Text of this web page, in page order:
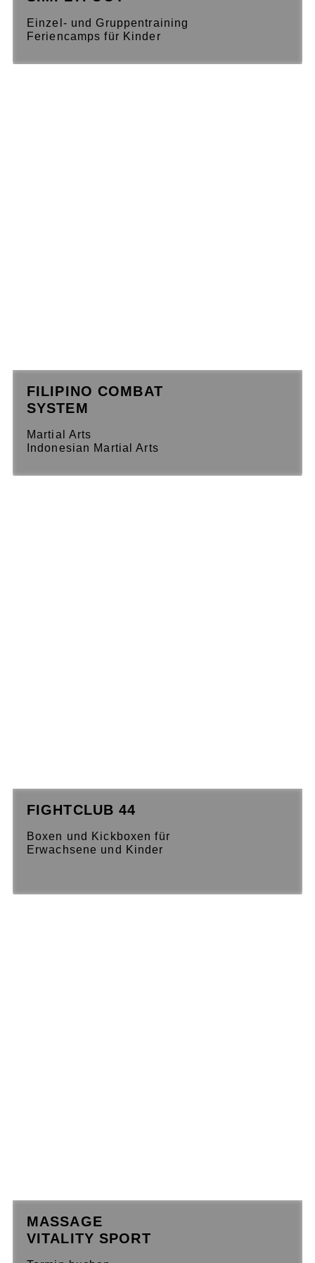
Einzel- und Gruppentraining
Feriencamps für Kinder
FILIPINO COMBAT
SYSTEM
Martial Arts
Indonesian Martial Arts
FIGHTCLUB 44
Boxen und Kickboxen für
Erwachsene und Kinder
MASSAGE
VITALITY SPORT